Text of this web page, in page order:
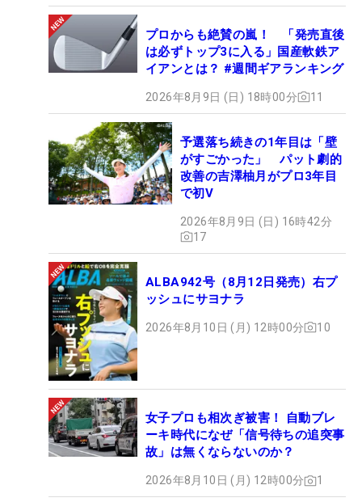
プロからも絶賛の嵐！ 「発売直後
は必ずトップ3に入る」国産軟鉄ア
イアンとは？ #週間ギアランキング
2026年8月9日 (日) 18時00分 11
予選落ち続きの1年目は「壁
がすごかった」 パット劇的
改善の吉澤柚月がプロ3年目
で初V
2026年8月9日 (日) 16時42分
17
ALBA942号（8月12日発売）右プ
ッシュにサヨナラ
2026年8月10日 (月) 12時00分 10
女子プロも相次ぎ被害！ 自動ブレ
ーキ時代になぜ「信号待ちの追突事
故」は無くならないのか？
2026年8月10日 (月) 12時00分 1